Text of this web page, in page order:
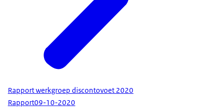
Rapport werkgroep discontovoet 2020
Rapport09-10-2020